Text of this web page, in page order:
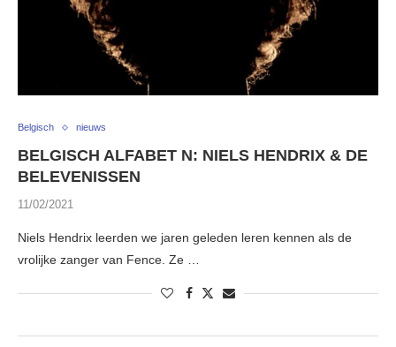
Belgisch nieuws
BELGISCH ALFABET N: NIELS HENDRIX & DE
BELEVENISSEN
11/02/2021
Niels Hendrix leerden we jaren geleden leren kennen als de
vrolijke zanger van Fence. Ze …